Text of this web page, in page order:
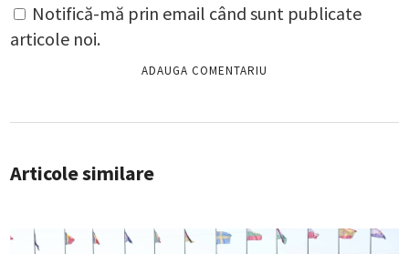
Notifică-mă prin email când sunt publicate
articole noi.
Articole similare